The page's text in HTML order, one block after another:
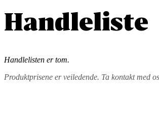
Handleliste
Handlelisten er tom.
Produktprisene er veiledende. Ta kontakt med